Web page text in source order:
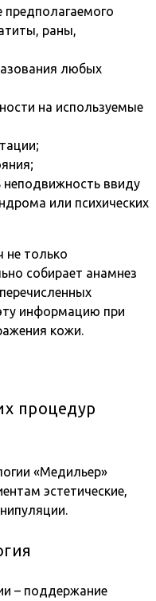
раны,
любых
на используемые
неподвижность ввиду
или психических
не только
собирает анамнез
информацию при
кожи.
процедур
«Медильер»
эстетические,
– поддержание